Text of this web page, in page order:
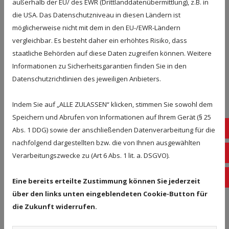
KEINE LUST ZU KOCHEN? WERFEN
SIE EINEN BLICK AUF UNSERE
VIELSEITIGEN ANGEBOTE!
außerhalb der EU/ des EWR (Drittlanddatenübermittlung), z.B. in
die USA. Das Datenschutzniveau in diesen Ländern ist
möglicherweise nicht mit dem in den EU-/EWR-Ländern
vergleichbar. Es besteht daher ein erhöhtes Risiko, dass
staatliche Behörden auf diese Daten zugreifen können. Weitere
Informationen zu Sicherheitsgarantien finden Sie in den
Datenschutzrichtlinien des jeweiligen Anbieters.
Indem Sie auf „ALLE ZULASSEN“ klicken, stimmen Sie sowohl dem
Speichern und Abrufen von Informationen auf Ihrem Gerät (§ 25
Abs. 1 DDG) sowie der anschließenden Datenverarbeitung für die
nachfolgend dargestellten bzw. die von Ihnen ausgewählten
Verarbeitungszwecke zu (Art 6 Abs. 1 lit. a. DSGVO).
Eine bereits erteilte Zustimmung können Sie jederzeit
über den links unten eingeblendeten Cookie-Button für
die Zukunft widerrufen.